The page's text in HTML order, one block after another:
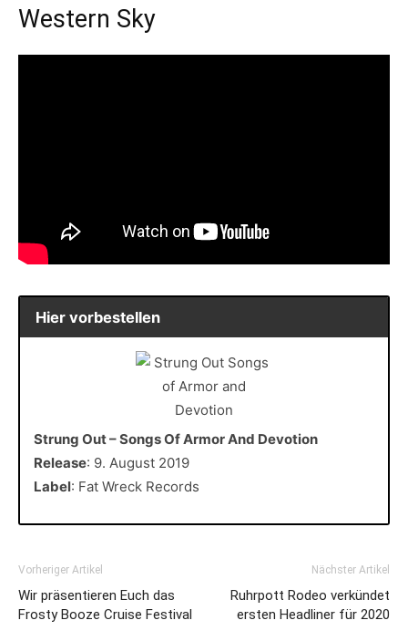
Western Sky
Hier vorbestellen
Strung Out – Songs Of Armor And Devotion
Release: 9. August 2019
Label: Fat Wreck Records
Vorheriger Artikel
Wir präsentieren Euch das
Frosty Booze Cruise Festival
Nächster Artikel
Ruhrpott Rodeo verkündet
ersten Headliner für 2020